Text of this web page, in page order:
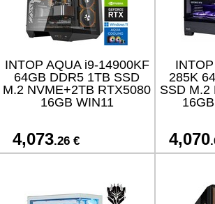
INTOP AQUA i9-14900KF
64GB DDR5 1TB SSD
M.2 NVME+2TB RTX5080
16GB WIN11
4,073.26 €
285K
SSD M.2
4,070